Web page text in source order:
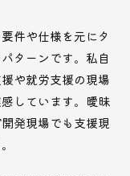
件や仕様を元にタ
ターンです。私自
や就労支援の現場
しています。曖昧
発現場でも支援現